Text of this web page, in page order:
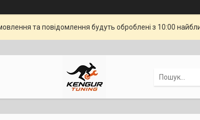
та повідомлення будуть оброблені з 10:00